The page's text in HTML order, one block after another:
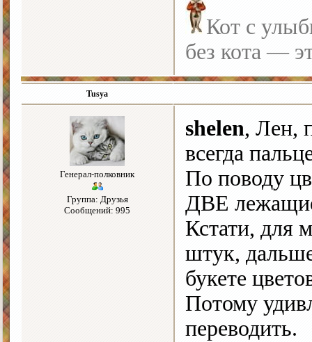
Кот с
без кота —
Tusya
Генерал-полковник
Группа: Друзья
Сообщений: 995
shelen, Лен,
всегда
По поводу
ДВЕ
Кстати, для
штук,
букете
Потому
переводить.